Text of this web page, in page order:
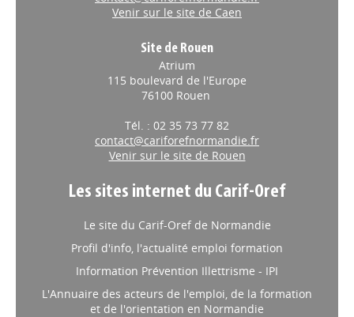
Venir sur le site de Caen
Site de Rouen
Atrium
115 boulevard de l'Europe
76100 Rouen
Tél. : 02 35 73 77 82
contact@cariforefnormandie.fr
Venir sur le site de Rouen
Les sites internet du Carif-Oref
Le site du Carif-Oref de Normandie
Profil d'info, l'actualité emploi formation
Information Prévention Illettrisme - IPI
L'Annuaire des acteurs de l'emploi, de la formation
et de l'orientation en Normandie